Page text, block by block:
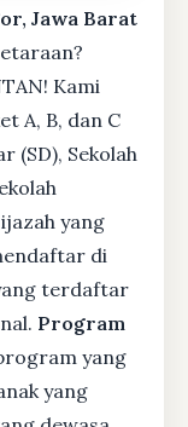
Jawa Barat
Kami
A, B, dan C
(SD), Sekolah
yang
di
terdaftar
Program
yang
yang